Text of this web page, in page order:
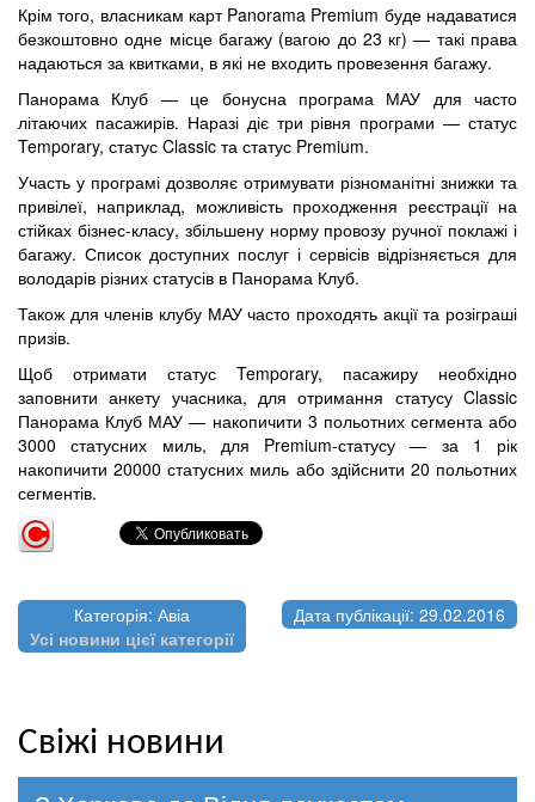
Крім того, власникам карт Panorama Premium буде надаватися
безкоштовно одне місце багажу (вагою до 23 кг) — такі права
надаються за квитками, в які не входить провезення багажу.
Панорама Клуб — це бонусна програма МАУ для часто
літаючих пасажирів. Наразі діє три рівня програми — статус
Temporary, статус Classic та статус Premium.
Участь у програмі дозволяє отримувати різноманітні знижки та
привілеї, наприклад, можливість проходження реєстрації на
стійках бізнес-класу, збільшену норму провозу ручної поклажі і
багажу. Список доступних послуг і сервісів відрізняється для
володарів різних статусів в Панорама Клуб.
Також для членів клубу МАУ часто проходять акції та розіграші
призів.
Щоб отримати статус Temporary, пасажиру необхідно
заповнити анкету учасника, для отримання статусу Classic
Панорама Клуб МАУ — накопичити 3 польотних сегмента або
3000 статусних миль, для Premium-статусу — за 1 рік
накопичити 20000 статусних миль або здійснити 20 польотних
сегментів.
Категорія: Авіа
Усі новини цієї категорії
Дата публікації: 29.02.2016
Свіжі новини